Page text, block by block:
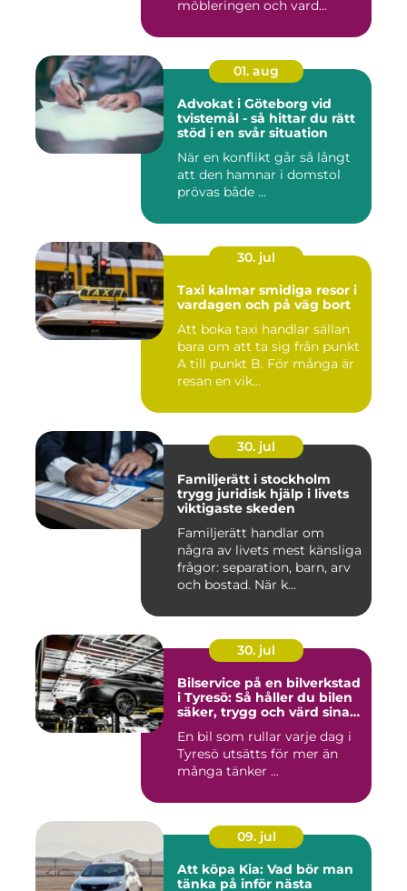
möbleringen och vard...
01. aug
Advokat i Göteborg vid
tvistemål - så hittar du rätt
stöd i en svår situation
När en konflikt går så långt
att den hamnar i domstol
prövas både ...
30. jul
Taxi kalmar smidiga resor i
vardagen och på väg bort
Att boka taxi handlar sällan
bara om att ta sig från punkt
A till punkt B. För många är
resan en vik...
30. jul
Familjerätt i stockholm
trygg juridisk hjälp i livets
viktigaste skeden
Familjerätt handlar om
några av livets mest känsliga
frågor: separation, barn, arv
och bostad. När k...
30. jul
Bilservice på en bilverkstad
i Tyresö: Så håller du bilen
säker, trygg och värd sina
En bil som rullar varje dag i
Tyresö utsätts för mer än
många tänker ...
09. jul
Att köpa Kia: Vad bör man
tänka på inför nästa